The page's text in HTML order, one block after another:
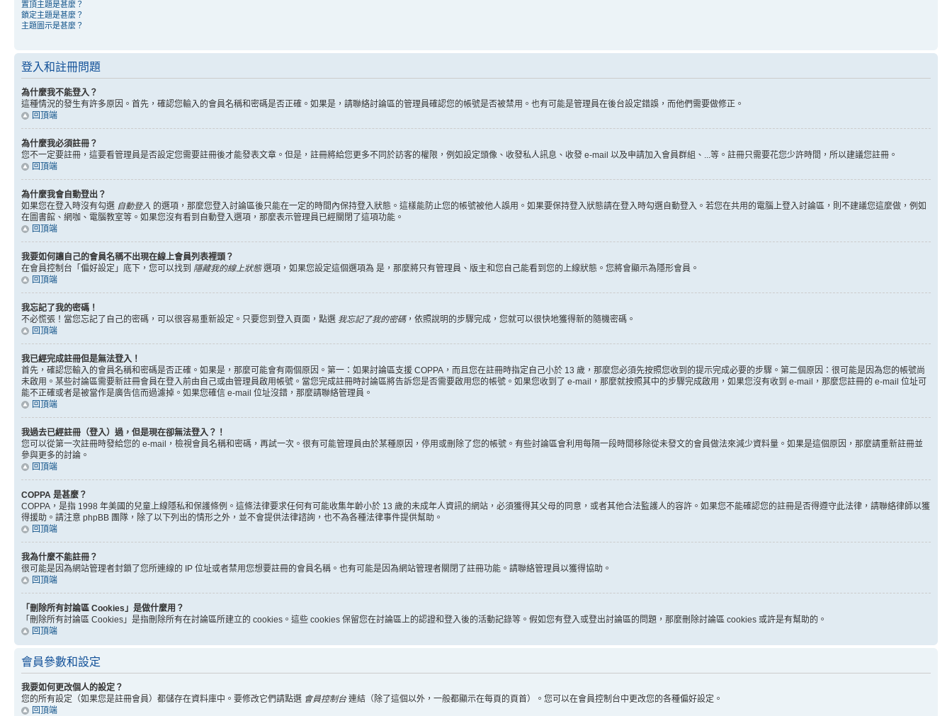
置頂主題是甚麼？
鎖定主題是甚麼？
主題圖示是甚麼？
登入和註冊問題
為什麼我不能登入？
這種情況的發生有許多原因。首先，確認您輸入的會員名稱和密碼是否正確。如果是，請聯絡討論區的管理員確認您的帳號是否被禁用。也有可能是管理員在後台設定錯誤，而他們需要做修正。
回頂端
為什麼我必須註冊？
您不一定要註冊，這要看管理員是否設定您需要註冊後才能發表文章。但是，註冊將給您更多不同於訪客的權限，例如設定頭像、收發私人訊息、收發 e-mail 以及申請加入會員群組、...等。註冊只需要花您少許時間，所以建議您註冊。
回頂端
為什麼我會自動登出？
如果您在登入時沒有勾選 自動登入 的選項，那麼您登入討論區後只能在一定的時間內保持登入狀態。這樣能防止您的帳號被他人誤用。如果要保持登入狀態請在登入時勾選自動登入。若您在共用的電腦上登入討論區，則不建議您這麼做，例如
在圖書館、網咖、電腦教室等。如果您沒有看到自動登入選項，那麼表示管理員已經關閉了這項功能。
回頂端
我要如何讓自己的會員名稱不出現在線上會員列表裡頭？
在會員控制台「偏好設定」底下，您可以找到 隱藏我的線上狀態選項，如果您設定這個選項為 是 ，那麼將只有管理員、版主和您自己能看到您的上線狀態。您將會顯示為隱形會員。
回頂端
我忘記了我的密碼！
不必慌張！當您忘記了自己的密碼，可以很容易重新設定。只要您到登入頁面，點選 我忘記了我的密碼，依照說明的步驟完成，您就可以很快地獲得新的隨機密碼。
回頂端
我已經完成註冊但是無法登入！
首先，確認您輸入的會員名稱和密碼是否正確。如果是，那麼可能會有兩個原因。第一：如果討論區支援 COPPA，而且您在註冊時指定自己小於 13 歲，那麼您必須先按照您收到的提示完成必要的步驟。第二個原因：很可能是因為您的帳號尚
未啟用。某些討論區需要新註冊會員在登入前由自己或由管理員啟用帳號。當您完成註冊時討論區將告訴您是否需要啟用您的帳號。如果您收到了 e-mail，那麼就按照其中的步驟完成啟用，如果您沒有收到 e-mail，那麼您註冊的 e-mail 位址可
能不正確或者是被當作是廣告信而過濾掉。如果您確信 e-mail 位址沒錯，那麼請聯絡管理員。
回頂端
我過去已經註冊（登入）過，但是現在卻無法登入？！
您可以從第一次註冊時發給您的 e-mail，檢視會員名稱和密碼，再試一次。很有可能管理員由於某種原因，停用或刪除了您的帳號。有些討論區會利用每隔一段時間移除從未發文的會員做法來減少資料量。如果是這個原因，那麼請重新註冊並
參與更多的討論。
回頂端
COPPA 是甚麼？
COPPA，是指 1998 年美國的兒童上線隱私和保護條例。這條法律要求任何有可能收集年齡小於 13 歲的未成年人資訊的網站，必須獲得其父母的同意，或者其他合法監護人的容許。如果您不能確認您的註冊是否得遵守此法律，請聯絡律師以獲
得援助。請注意 phpBB 團隊，除了以下列出的情形之外，並不會提供法律諮詢，也不為各種法律事件提供幫助。
回頂端
我為什麼不能註冊？
很可能是因為網站管理者封鎖了您所連線的 IP 位址或者禁用您想要註冊的會員名稱。也有可能是因為網站管理者關閉了註冊功能。請聯絡管理員以獲得協助。
回頂端
「刪除所有討論區 Cookies」是做什麼用？
「刪除所有討論區 Cookies」是指刪除所有在討論區所建立的 cookies。這些 cookies 保留您在討論區上的認證和登入後的活動記錄等。假如您有登入或登出討論區的問題，那麼刪除討論區 cookies 或許是有幫助的。
回頂端
會員參數和設定
我要如何更改個人的設定？
您的所有設定（如果您是註冊會員）都儲存在資料庫中。要修改它們請點選 會員控制台連結（除了這個以外，一般都顯示在每頁的頁首）。您可以在會員控制台中更改您的各種偏好設定。
回頂端